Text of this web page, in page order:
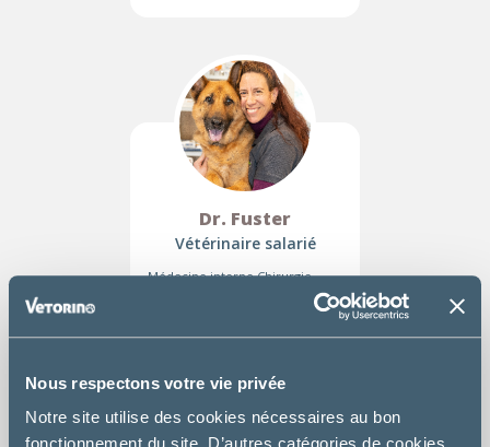
Nous respectons votre vie privée
Notre site utilise des cookies nécessaires au bon
Dr. Fuster
Vétérinaire salarié
Médecine interne Chirurgie